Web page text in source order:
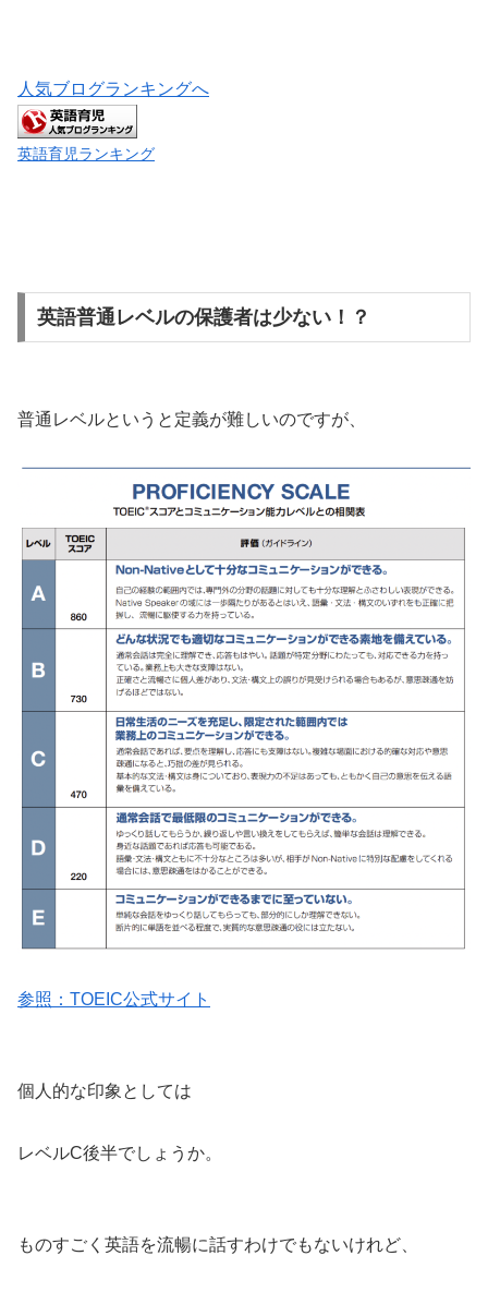
人気ブログランキングへ
英語育児ランキング
英語普通レベルの保護者は少ない！？
普通レベルというと定義が難しいのですが、
参照：TOEIC公式サイト
個人的な印象としては
レベルC後半でしょうか。
ものすごく英語を流暢に話すわけでもないけれど、